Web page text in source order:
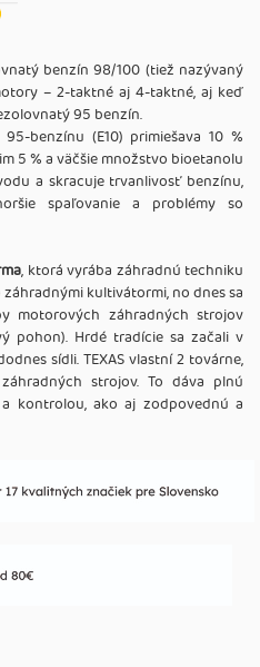
benzín 98/100 (tiež nazývaný
– 2-taktné aj 4-taktné, aj keď
95 benzín.
benzínu (E10) primiešava 10 %
5 % a väčšie množstvo bioetanolu
a skracuje trvanlivosť benzínu,
spaľovanie a problémy so
, ktorá vyrába záhradnú techniku
kultivátormi, no dnes sa
motorových záhradných strojov
pohon). Hrdé tradície sa začali v
sídli. TEXAS vlastní 2 továrne,
strojov. To dáva plnú
kontrolou, ako aj zodpovednú a